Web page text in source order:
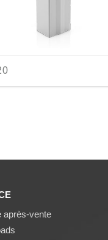
après-vente